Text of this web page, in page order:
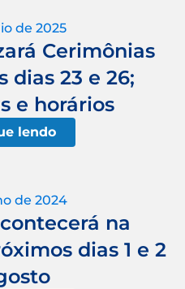
de 2025
Cerimônias
dias 23 e 26;
e horários
lendo
de 2024
na
dias 1 e 2